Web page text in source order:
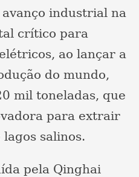
industrial na
crítico para
ao lançar a
do mundo,
mil toneladas, que
para extrair
salinos.
pela Qinghai